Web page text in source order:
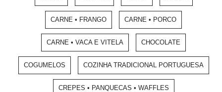
CARNE • FRANGO CARNE • PORCO
CARNE • VACA E VITELA CHOCOLATE
COGUMELOS COZINHA TRADICIONAL PORTUGUESA
CREPES • PANQUECAS • WAFFLES